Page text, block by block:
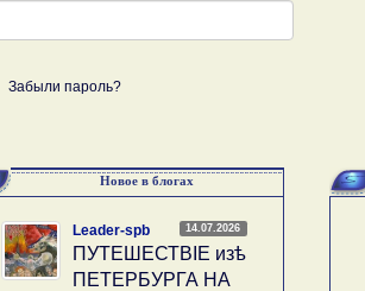
Забыли пароль?
Новое в блогах
14.07.2026
Leader-spb
ПУТЕШЕСТВIE изѣ
ПЕТЕРБУРГА НА